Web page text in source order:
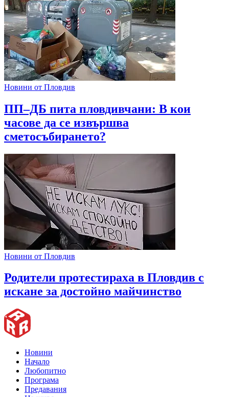
Новини от Пловдив
ПП–ДБ пита пловдивчани: В кои
часове да се извършва
сметосъбирането?
Новини от Пловдив
Родители протестираха в Пловдив с
искане за достойно майчинство
Новини
Начало
Любопитно
Програма
Предавания